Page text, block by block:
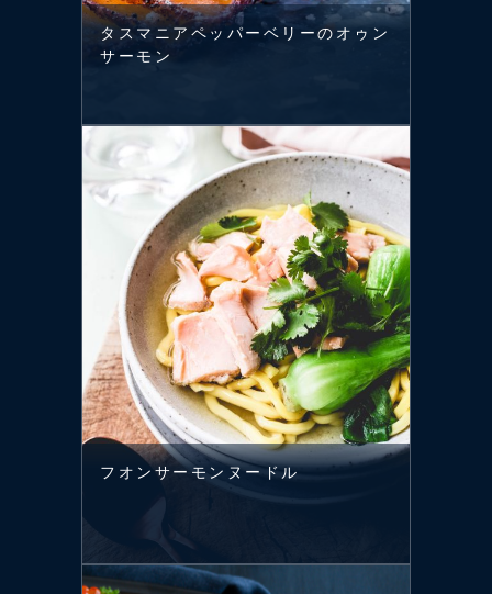
タスマニアペッパーベリーのオゥン
サーモン
フオンサーモンヌードル